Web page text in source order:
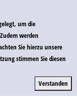
um die
werden
Sie hierzu unsere
stimmen Sie diesen